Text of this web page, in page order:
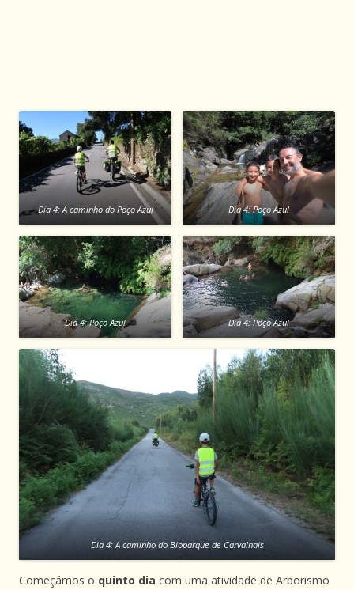
Dia 4: A caminho do Poço Azul Dia 4: Poço Azul
Dia 4: Poço Azul Dia 4: Poço Azul
Dia 4: A caminho do Bioparque de Carvalhais
Começámos o quinto dia com uma atividade de Arborismo